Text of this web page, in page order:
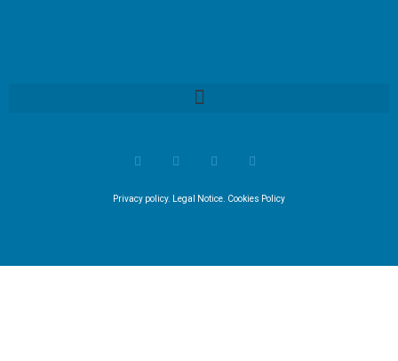
Privacy policy. Legal Notice Cookies Policy